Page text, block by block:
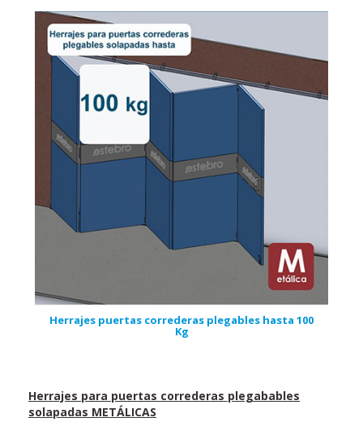
Herrajes puertas correderas plegables hasta 100
Kg
Herrajes para puertas correderas plegabables
solapadas METÁLICAS